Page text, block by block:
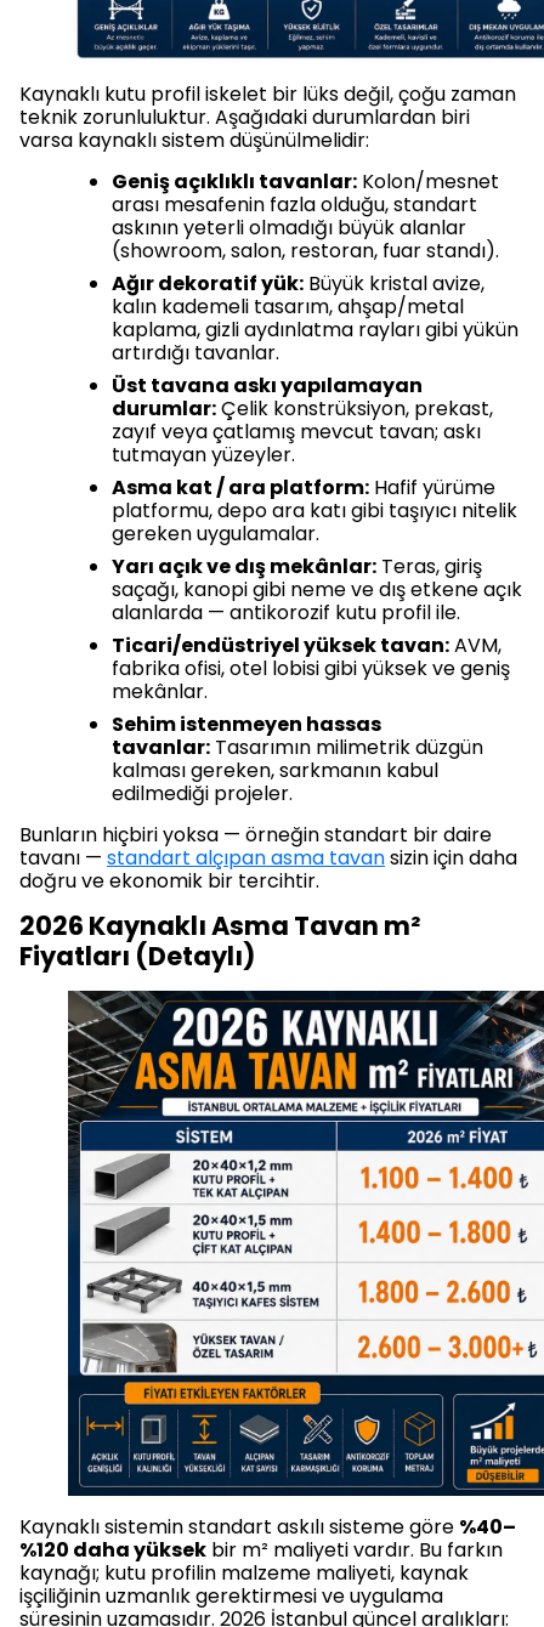
Kaynaklı kutu profil iskelet bir lüks değil, çoğu zaman
teknik zorunluluktur. Aşağıdaki durumlardan biri
varsa kaynaklı sistem düşünülmelidir:
Geniş açıklıklı tavanlar: Kolon/mesnet
arası mesafenin fazla olduğu, standart
askının yeterli olmadığı büyük alanlar
(showroom, salon, restoran, fuar standı).
Ağır dekoratif yük: Büyük kristal avize,
kalın kademeli tasarım, ahşap/metal
kaplama, gizli aydınlatma rayları gibi yükün
artırdığı tavanlar.
Üst tavana askı yapılamayan
durumlar:Çelik konstrüksiyon, prekast,
zayıf veya çatlamış mevcut tavan; askı
tutmayan yüzeyler.
Asma kat / ara platform: Hafif yürüme
platformu, depo ara katı gibi taşıyıcı nitelik
gereken uygulamalar.
Yarı açık ve dış mekânlar: Teras, giriş
saçağı, kanopi gibi neme ve dış etkene açık
alanlarda — antikorozif kutu profil ile.
Ticari/endüstriyel yüksek tavan:AVM,
fabrika ofisi, otel lobisi gibi yüksek ve geniş
mekânlar.
Sehim istenmeyen hassas
tavanlar: Tasarımın milimetrik düzgün
kalması gereken, sarkmanın kabul
edilmediği projeler.
Bunların hiçbiri yoksa — örneğin standart bir daire
tavanı — standart alçıpan asma tavansizin için daha
doğru ve ekonomik bir tercihtir.
2026 Kaynaklı Asma Tavan m²
Fiyatları (Detaylı)
Kaynaklı sistemin standart askılı sisteme göre %40–
%120 daha yüksek bir m² maliyeti vardır. Bu farkın
kaynağı; kutu profilin malzeme maliyeti, kaynak
işçiliğinin uzmanlık gerektirmesi ve uygulama
süresinin uzamasıdır. 2026 İstanbul güncel aralıkları: